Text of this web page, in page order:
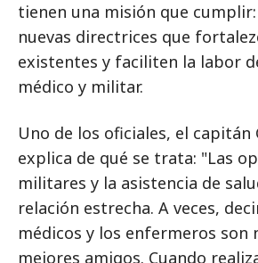
tienen una misión que
nuevas directrices que
existentes y faciliten la labor
médico y militar.
Uno de los oficiales, el capitán
explica de qué se trata: "Las
militares y la asistencia de
relación estrecha. A veces,
médicos y los enfermeros son
mejores amigos. Cuando